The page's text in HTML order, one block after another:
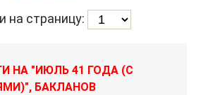
на страницу:
НА "ИЮЛЬ 41 ГОДА (С
БАКЛАНОВ